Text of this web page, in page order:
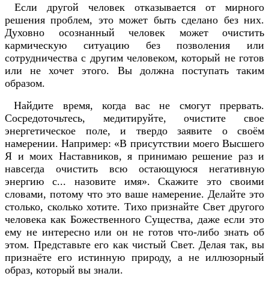
Если другой человек отказывается от мирного
решения проблем, это может быть сделано без них.
Духовно осознанный человек может очистить
кармическую ситуацию без позволения или
сотрудничества с другим человеком, который не готов
или не хочет этого. Вы должна поступать таким
образом.
Найдите время, когда вас не смогут прервать.
Сосредоточьтесь, медитируйте, очистите свое
энергетическое поле, и твердо заявите о своём
намерении. Например: «В присутствии моего Высшего
Я и моих Наставников, я принимаю решение раз и
навсегда очистить всю остающуюся негативную
энергию с... назовите имя». Скажите это своими
словами, потому что это ваше намерение. Делайте это
столько, сколько хотите. Тихо признайте Свет другого
человека как Божественного Существа, даже если это
ему не интересно или он не готов что-либо знать об
этом. Представьте его как чистый Свет. Делая так, вы
признаёте его истинную природу, а не иллюзорный
образ, который вы знали.